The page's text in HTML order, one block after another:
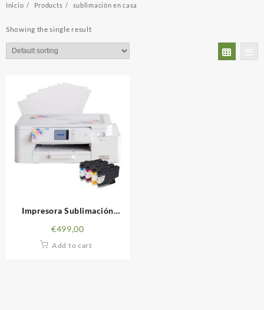
Inicio Products sublimación en casa
Showing the single result
Impresora Sublimación
€499,00
Add to cart